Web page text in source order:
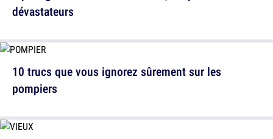
10 trucs que vous ignorez sûrement sur les
pompiers
dévastateurs